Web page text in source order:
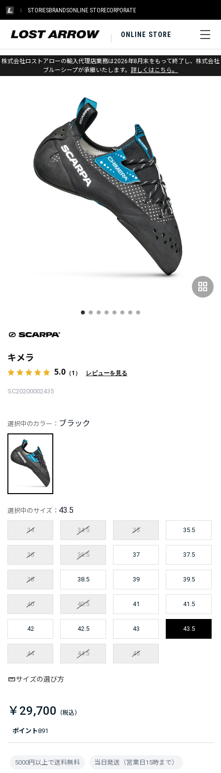
STORIESBRANDSONLINE STORECORPORATE
ONLINE STORE
株式会社ロストアローの輸入代理店業務は2026年8月末をもって終了し、株式会社
ブルーシープが承継いたします。 詳しくはこちら。
ホーム > スカルパ > クライミング
grid_view
キメラ
5.0 （1） レビューを見る
SC20200002435
ポイント891
選択中のカラー： ブラック
選択中のサイズ： 43.5
34 34.5 35 35.5
36 36.5 37 37.5
38 38.5 39 39.5
40 40.5 41 41.5
42 42.5 43 43.5
44 44.5 45
サイズの選び方
￥29,700
5000円以上で送料無料 当日発送（営業日15時まで）